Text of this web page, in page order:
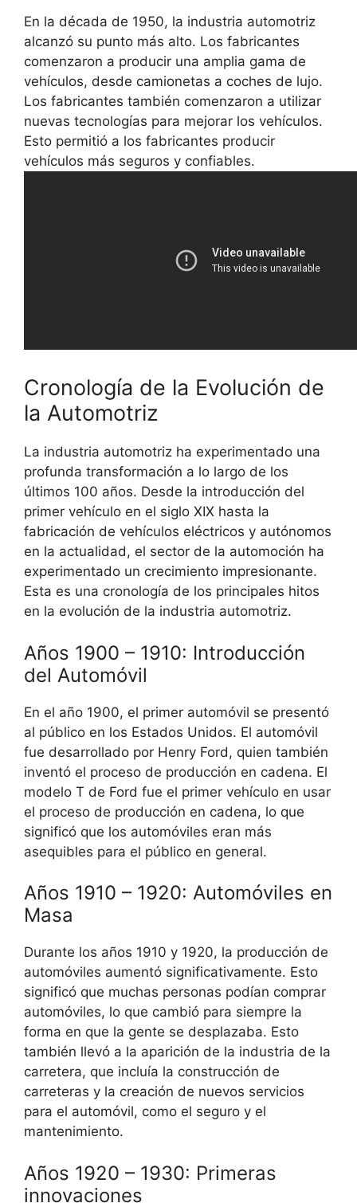
En la década de 1950, la industria automotriz
alcanzó su punto más alto. Los fabricantes
comenzaron a producir una amplia gama de
vehículos, desde camionetas a coches de lujo.
Los fabricantes también comenzaron a utilizar
nuevas tecnologías para mejorar los vehículos.
Esto permitió a los fabricantes producir
vehículos más seguros y confiables.
Cronología de la Evolución de
la Automotriz
La industria automotriz ha experimentado una
profunda transformación a lo largo de los
últimos 100 años. Desde la introducción del
primer vehículo en el siglo XIX hasta la
fabricación de vehículos eléctricos y autónomos
en la actualidad, el sector de la automoción ha
experimentado un crecimiento impresionante.
Esta es una cronología de los principales hitos
en la evolución de la industria automotriz.
Años 1900 – 1910: Introducción
del Automóvil
En el año 1900, el primer automóvil se presentó
al público en los Estados Unidos. El automóvil
fue desarrollado por Henry Ford, quien también
inventó el proceso de producción en cadena. El
modelo T de Ford fue el primer vehículo en usar
el proceso de producción en cadena, lo que
significó que los automóviles eran más
asequibles para el público en general.
Años 1910 – 1920: Automóviles en
Masa
Durante los años 1910 y 1920, la producción de
automóviles aumentó significativamente. Esto
significó que muchas personas podían comprar
automóviles, lo que cambió para siempre la
forma en que la gente se desplazaba. Esto
también llevó a la aparición de la industria de la
carretera, que incluía la construcción de
carreteras y la creación de nuevos servicios
para el automóvil, como el seguro y el
mantenimiento.
Años 1920 – 1930: Primeras
innovaciones